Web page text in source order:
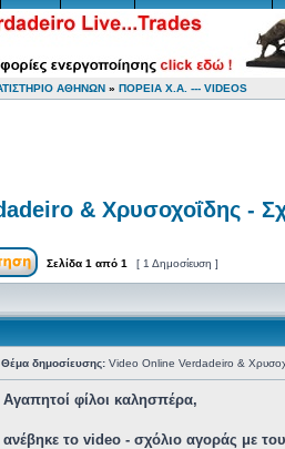
ΑΘΗΝΩΝ » ΠΟΡΕΙΑ Χ.Α. --- VIDEOS
& Χρυσοχοΐδης -
Σελίδα 1 από 1 [ 1 Δημοσίευση ]
Θέμα δημοσίευσης: Video Online Verdadeiro &
Αγαπητοί φίλοι καλησπέρα,
ανέβηκε το video - σχόλιο αγοράς με